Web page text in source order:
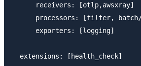
      receivers: [otlp,awsxray]
processors: [filter,
      exporters: [logging]